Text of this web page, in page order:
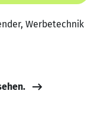
Werbetechnik